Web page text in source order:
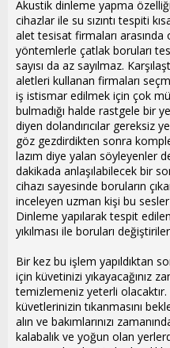
i
Akustik dinleme yapma
cihazlar ile su sızıntı tespiti
alet tesisat firmaları arasında
yöntemlerle çatlak boruları
sayısı da az sayılmaz.
aletleri kullanan firmaları
iş istismar edilmek için çok
bulmadığı halde rastgele bir
diyen dolandırıcılar gereksiz
göz gezdirdikten sonra
lazım diye yalan söyleyenler
dakikada anlaşılabilecek bir
cihazı sayesinde boruların
inceleyen uzman kişi bu
Dinleme yapılarak tespit
yıkılması ile boruları
Bir kez bu işlem yapıldıktan
için küvetinizi yıkayacağınız
temizlemeniz yeterli olacaktır.
küvetlerinizin tıkanmasını
alın ve bakımlarınızı
kalabalık ve yoğun olan